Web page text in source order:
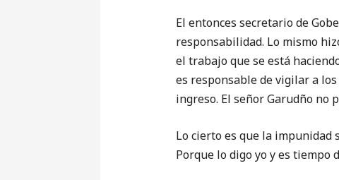
El entonces secretario de
responsabilidad. Lo mismo
el trabajo que se está
es responsable de vigilar a
ingreso. El señor Garudño no
Lo cierto es que la impunidad
Porque lo digo yo y es tiempo